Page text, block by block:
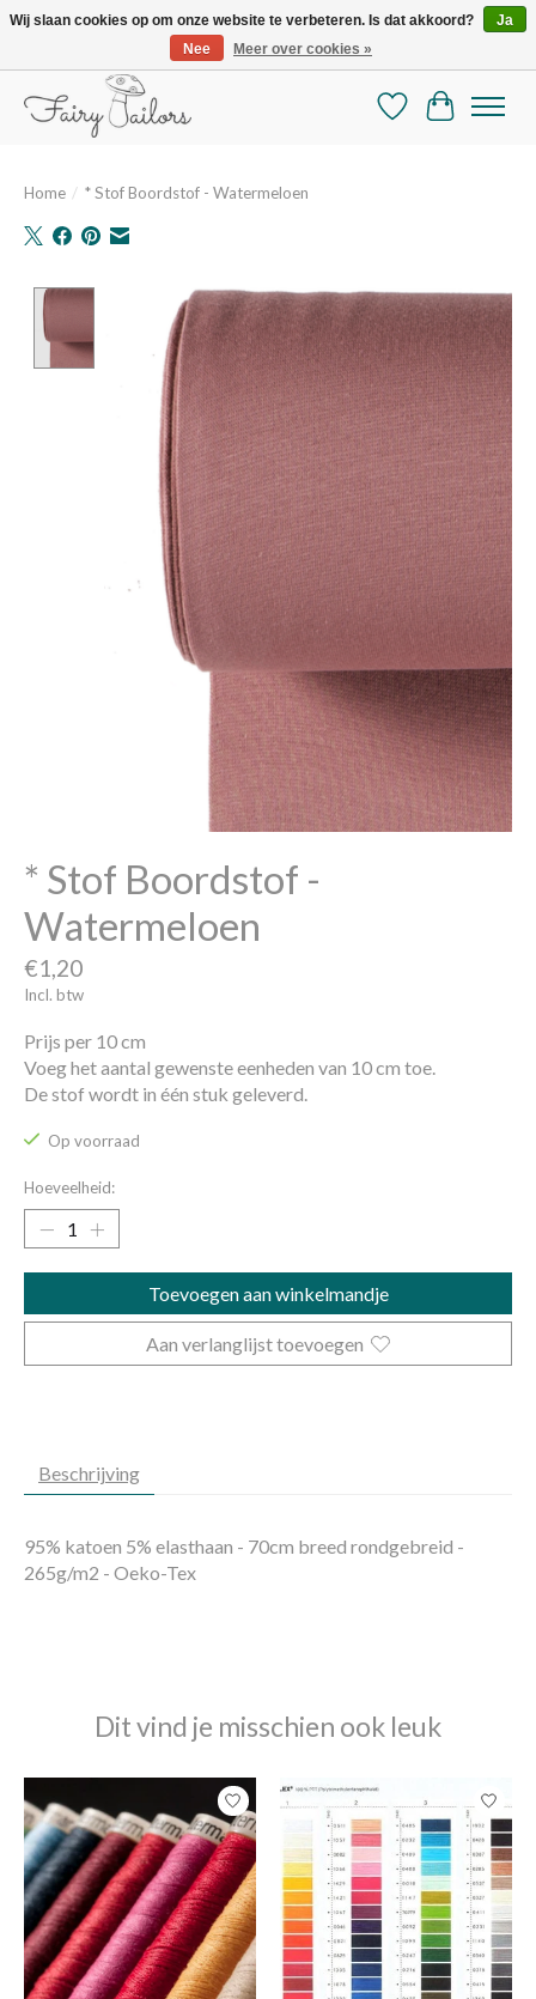
De mooiste online selectie stoffen en mercerie
Verlanglijst
Home / * Stof Boordstof - Watermeloen
Product image slideshow Items
* Stof Boordstof -
Watermeloen
€1,20
Incl. btw
Prijs per 10 cm
Voeg het aantal gewenste eenheden van 10 cm toe.
De stof wordt in één stuk geleverd.
Op voorraad
Hoeveelheid:
Toevoegen aan winkelmandje
Aan verlanglijst toevoegen
Beschrijving
95% katoen 5% elasthaan - 70cm breed rondgebreid -
265g/m2 - Oeko-Tex
Dit vind je misschien ook leuk
Items van productcarrousel
Wij slaan cookies op om onze website te verbeteren. Is dat akkoord?
Ja
Nee
Meer over cookies »